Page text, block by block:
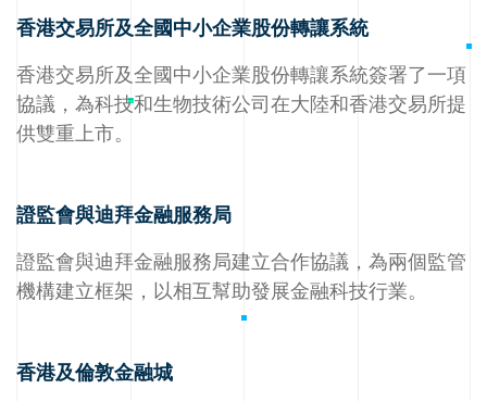
香港交易所及全國中小企業股份轉讓系統
香港交易所及全國中小企業股份轉讓系統簽署了一項
協議，為科技和生物技術公司在大陸和香港交易所提
供雙重上市。
證監會與迪拜金融服務局
證監會與迪拜金融服務局建立合作協議，為兩個監管
機構建立框架，以相互幫助發展金融科技行業。
香港及倫敦金融城